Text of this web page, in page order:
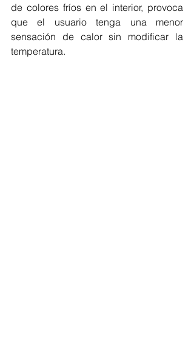
de colores fríos en el interior, provoca
que el usuario tenga una menor
sensación de calor sin modificar la
temperatura.